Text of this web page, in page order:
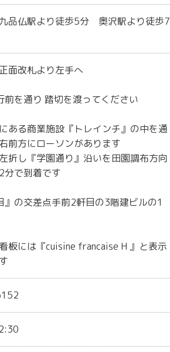
品仏駅より徒歩5分 奥沢駅より徒歩7
面改札より左手へ
前を通り 踏切を渡ってください
ある商業施設『トレインチ』の中を通
前方にローソンがあります
折し『学園通り』沿いを田園調布方向
分で到着です
』の交差点手前2軒目の3階建ビルの1
板には『cuisine francaise H 』と表示